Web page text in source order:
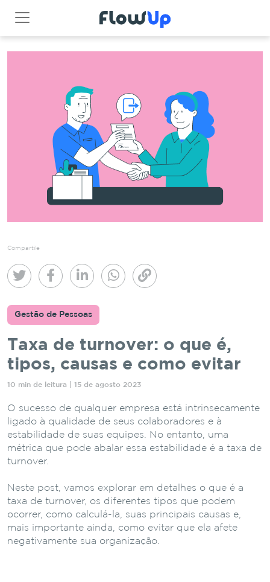
Compartile
Gestão de Pessoas
Taxa de turnover: o que é,
tipos, causas e como evitar
10 min de leitura | 15 de agosto 2023
O sucesso de qualquer empresa está intrinsecamente
ligado à qualidade de seus colaboradores e à
estabilidade de suas equipes. No entanto, uma
métrica que pode abalar essa estabilidade é a taxa de
turnover.
Neste post, vamos explorar em detalhes o que é a
taxa de turnover, os diferentes tipos que podem
ocorrer, como calculá-la, suas principais causas e,
mais importante ainda, como evitar que ela afete
negativamente sua organização.